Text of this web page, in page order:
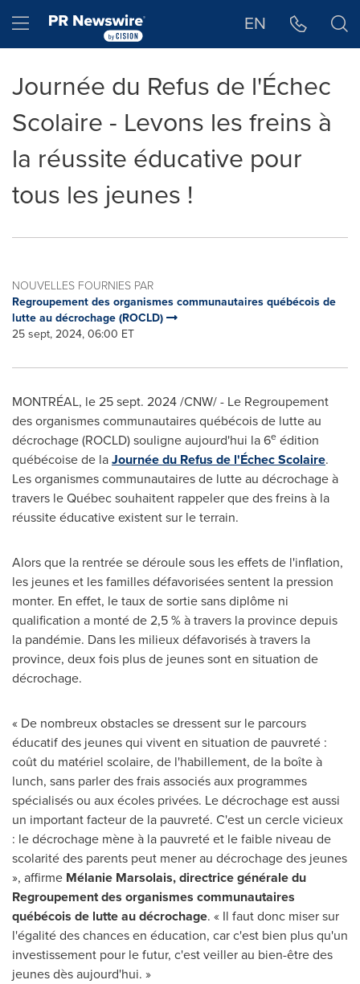
Hamburger menu EN
Journée du Refus de l'Échec
Scolaire - Levons les freins à
la réussite éducative pour
tous les jeunes !
NOUVELLES FOURNIES PAR
Regroupement des organismes communautaires québécois de
lutte au décrochage (ROCLD)
25 sept, 2024, 06:00 ET
MONTRÉAL, le25 sept. 2024/CNW/ - Le Regroupement
des organismes communautaires québécois de lutte au
décrochage (ROCLD) souligne aujourd'hui la 6e édition
québécoise de laJournée du Refus de l'Échec Scolaire.
Les organismes communautaires de lutte au décrochage à
travers le Québec souhaitent rappeler que des freins à la
réussite éducative existent sur le terrain.
Alors que la rentrée se déroule sous les effets de l'inflation,
les jeunes et les familles défavorisées sentent la pression
monter. En effet, le taux de sortie sans diplôme ni
qualification a monté de 2,5 % à travers la province depuis
la pandémie. Dans les milieux défavorisés à travers la
province, deux fois plus de jeunes sont en situation de
décrochage.
« De nombreux obstacles se dressent sur le parcours
éducatif des jeunes qui vivent en situation de pauvreté :
coût du matériel scolaire, de l'habillement, de la boîte à
lunch, sans parler des frais associés aux programmes
spécialisés ou aux écoles privées. Le décrochage est aussi
un important facteur de la pauvreté. C'est un cercle vicieux
: le décrochage mène à la pauvreté et le faible niveau de
scolarité des parents peut mener au décrochage des jeunes
», affirme Mélanie Marsolais, directrice générale du
Regroupement des organismes communautaires
québécois de lutte au décrochage. « Il faut donc miser sur
l'égalité des chances en éducation, car c'est bien plus qu'un
investissement pour le futur, c'est veiller au bien-être des
jeunes dès aujourd'hui. »